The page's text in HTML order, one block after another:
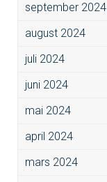
september 2024
august 2024
juli 2024
juni 2024
mai 2024
april 2024
mars 2024